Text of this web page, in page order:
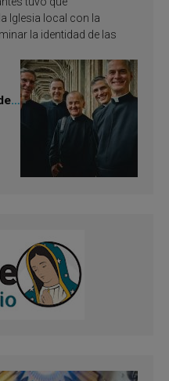
Iglesia local con la
la identidad de las